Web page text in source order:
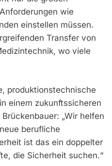
wie
einstellen müssen.
Transfer von
wo viele
produktionstechnische
einem zukunftssicheren
„Wir helfen
berufliche
ist das ein doppelter
die Sicherheit suchen.“